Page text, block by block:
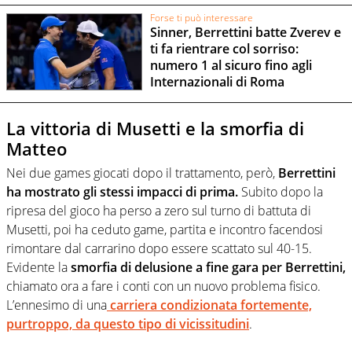
Forse ti può interessare
Sinner, Berrettini batte Zverev e
ti fa rientrare col sorriso:
numero 1 al sicuro fino agli
Internazionali di Roma
La vittoria di Musetti e la smorfia di
Matteo
Nei due games giocati dopo il trattamento, però, Berrettini
ha mostrato gli stessi impacci di prima. Subito dopo la
ripresa del gioco ha perso a zero sul turno di battuta di
Musetti, poi ha ceduto game, partita e incontro facendosi
rimontare dal carrarino dopo essere scattato sul 40-15.
Evidente lasmorfia di delusione a fine gara per Berrettini,
chiamato ora a fare i conti con un nuovo problema fisico.
L’ennesimo di unacarriera condizionata fortemente,
purtroppo, da questo tipo di vicissitudini.